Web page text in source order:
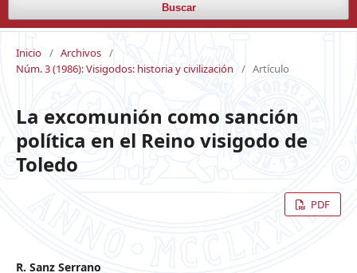
Buscar
Inicio / Archivos /
Núm. 3 (1986): Visigodos: historia y civilización
/ Artículo
La excomunión como sanción
política en el Reino visigodo de
Toledo
PDF
R. Sanz Serrano